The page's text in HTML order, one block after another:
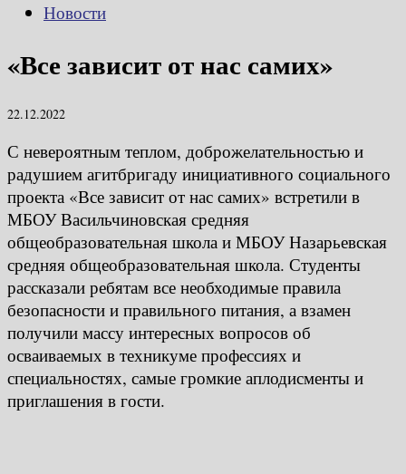
Новости
«Все зависит от нас самих»
22.12.2022
С невероятным теплом, доброжелательностью и
радушием агитбригаду инициативного социального
проекта «Все зависит от нас самих» встретили в
МБОУ Васильчиновская средняя
общеобразовательная школа и МБОУ Назарьевская
средняя общеобразовательная школа. Студенты
рассказали ребятам все необходимые правила
безопасности и правильного питания, а взамен
получили массу интересных вопросов об
осваиваемых в техникуме профессиях и
специальностях, самые громкие аплодисменты и
приглашения в гости.